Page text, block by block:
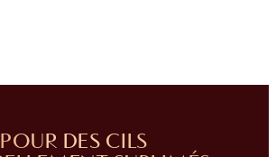
POUR DES CILS